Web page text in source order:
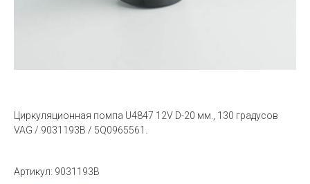
Циркуляционная помпа U4847 12V D-20 мм., 130 градусов
VAG / 9031193B / 5Q0965561.
Артикул: 9031193B